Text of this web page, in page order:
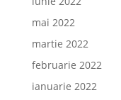
mai 2022
martie 2022
februarie 2022
ianuarie 2022